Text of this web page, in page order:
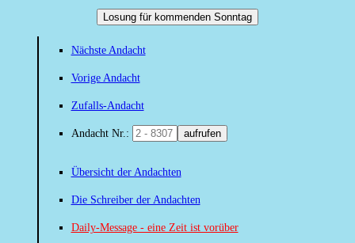
Losung für kommenden Sonntag
Nächste Andacht
Vorige Andacht
Zufalls-Andacht
Andacht Nr.: aufrufen
Übersicht der Andachten
Die Schreiber der Andachten
Daily-Message - eine Zeit ist vorüber